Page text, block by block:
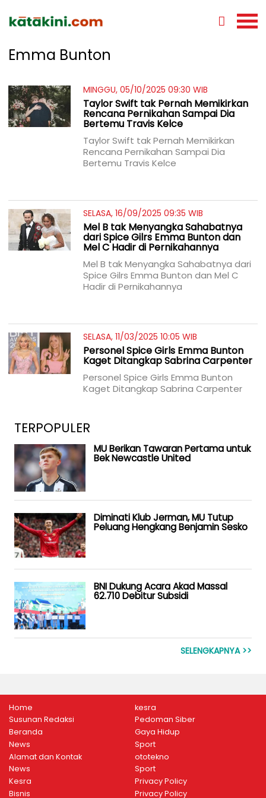
Emma Bunton
MINGGU, 05/10/2025 09:30 WIB
Taylor Swift tak Pernah Memikirkan
Rencana Pernikahan Sampai Dia
Bertemu Travis Kelce
Taylor Swift tak Pernah Memikirkan
Rencana Pernikahan Sampai Dia
Bertemu Travis Kelce
SELASA, 16/09/2025 09:35 WIB
Mel B tak Menyangka Sahabatnya
dari Spice Gilrs Emma Bunton dan
Mel C Hadir di Pernikahannya
Mel B tak Menyangka Sahabatnya dari
Spice Gilrs Emma Bunton dan Mel C
Hadir di Pernikahannya
SELASA, 11/03/2025 10:05 WIB
Personel Spice Girls Emma Bunton
Kaget Ditangkap Sabrina Carpenter
Personel Spice Girls Emma Bunton
Kaget Ditangkap Sabrina Carpenter
TERPOPULER
MU Berikan Tawaran Pertama untuk
Bek Newcastle United
Diminati Klub Jerman, MU Tutup
Peluang Hengkang Benjamin Sesko
BNI Dukung Acara Akad Massal
62.710 Debitur Subsidi
SELENGKAPNYA >>
Home
Susunan Redaksi
Beranda
News
Alamat dan Kontak
News
Kesra
Bisnis
kesra
Pedoman Siber
Gaya Hidup
Sport
ototekno
Sport
Privacy Policy
Privacy Policy